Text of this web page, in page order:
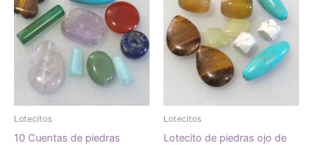
Lotecitos
10 Cuentas de piedras
Lotecitos
Lotecito de piedras ojo de